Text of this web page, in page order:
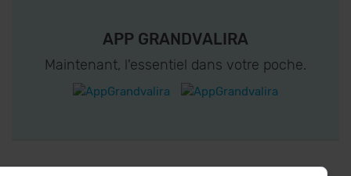
APP GRANDVALIRA
Maintenant, l'essentiel dans votre poche.